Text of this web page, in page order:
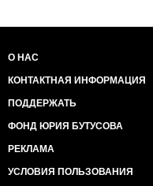
О НАС
КОНТАКТНАЯ ИНФОРМАЦИЯ
ПОДДЕРЖАТЬ
ФОНД ЮРИЯ БУТУСОВА
РЕКЛАМА
УСЛОВИЯ ПОЛЬЗОВАНИЯ